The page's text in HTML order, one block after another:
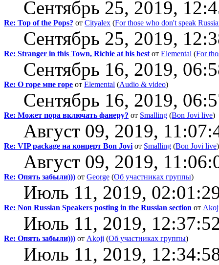
Сентябрь 25, 2019,
Re: Top of the Pops? от Cityalex (For those who don't speak
Сентябрь 25, 2019,
Re: Stranger in this Town, Richie at his best от Elemental (For
Сентябрь 16, 2019,
Re: О горе мне горе от Elemental (Audio & video)
Сентябрь 16, 2019,
Re: Может пора включать фанеру? от Smalling (Bon Jovi live)
Август 09, 2019,
Re: VIP package на концерт Bon Jovi от Smalling (Bon Jovi live)
Август 09, 2019,
Re: Опять забыли))) от George (Об участниках группы)
Июль 11, 2019,
Re: Non Russian Speakers posting in the Russian section от
Июль 11, 2019,
Re: Опять забыли))) от Akoji (Об участниках группы)
Июль 11, 2019,